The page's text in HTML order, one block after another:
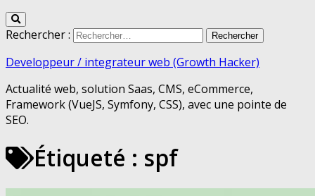
Rechercher :
Developpeur / integrateur web (Growth Hacker)
Actualité web, solution Saas, CMS, eCommerce,
Framework (VueJS, Symfony, CSS), avec une pointe de
SEO.
Étiqueté : spf